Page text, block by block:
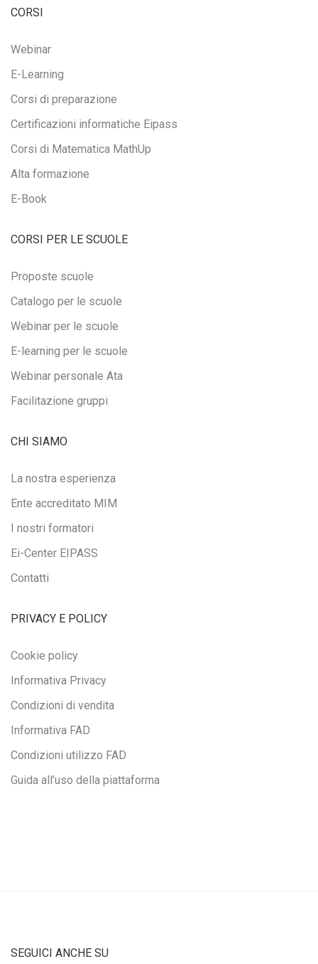
CORSI
Webinar
E-Learning
Corsi di preparazione
Certificazioni informatiche Eipass
Corsi di Matematica MathUp
Alta formazione
E-Book
CORSI PER LE SCUOLE
Proposte scuole
Catalogo per le scuole
Webinar per le scuole
E-learning per le scuole
Webinar personale Ata
Facilitazione gruppi
CHI SIAMO
La nostra esperienza
Ente accreditato MIM
I nostri formatori
Ei-Center EIPASS
Contatti
PRIVACY E POLICY
Cookie policy
Informativa Privacy
Condizioni di vendita
Informativa FAD
Condizioni utilizzo FAD
Guida all’uso della piattaforma
SEGUICI ANCHE SU